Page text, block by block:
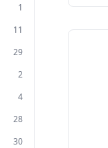
1
11
29
2
4
28
30